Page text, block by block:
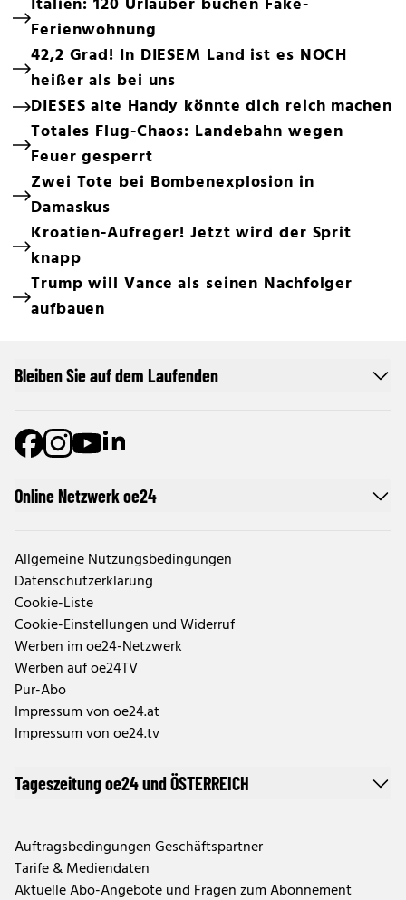
Ferienwohnung
42,2 Grad! In DIESEM Land ist es NOCH
heißer als bei uns
DIESES alte Handy könnte dich reich machen
Totales Flug-Chaos: Landebahn wegen
Feuer gesperrt
Zwei Tote bei Bombenexplosion in
Damaskus
Kroatien-Aufreger! Jetzt wird der Sprit
knapp
Trump will Vance als seinen Nachfolger
aufbauen
Online Netzwerk oe24
Allgemeine Nutzungsbedingungen
Datenschutzerklärung
Cookie-Liste
Cookie-Einstellungen und Widerruf
Werben im oe24-Netzwerk
Werben auf oe24TV
Pur-Abo
Impressum von oe24.at
Impressum von oe24.tv
Tageszeitung oe24 und ÖSTERREICH
Auftragsbedingungen Geschäftspartner
Tarife & Mediendaten
Aktuelle Abo-Angebote und Fragen zum Abonnement
Bleiben Sie auf dem Laufenden